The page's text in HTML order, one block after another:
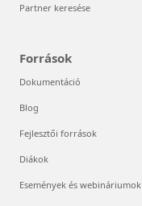
Partner keresése
Források
Dokumentáció
Blog
Fejlesztői források
Diákok
Események és webináriumok